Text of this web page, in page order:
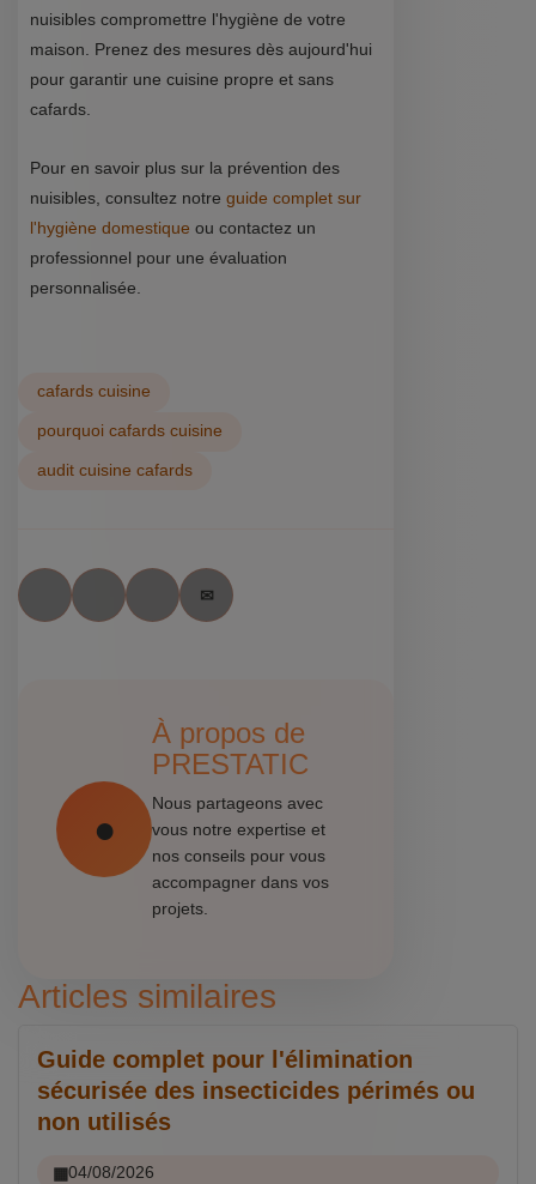
nuisibles compromettre l'hygiène de votre
maison. Prenez des mesures dès aujourd'hui
pour garantir une cuisine propre et sans
cafards.
Pour en savoir plus sur la prévention des
nuisibles, consultez notre guide complet sur
l'hygiène domestique ou contactez un
professionnel pour une évaluation
personnalisée.
cafards cuisine
pourquoi cafards cuisine
audit cuisine cafards
À propos de
PRESTATIC
Nous partageons avec
vous notre expertise et
nos conseils pour vous
accompagner dans vos
projets.
Articles similaires
Guide complet pour l'élimination
sécurisée des insecticides périmés ou
non utilisés
04/08/2026